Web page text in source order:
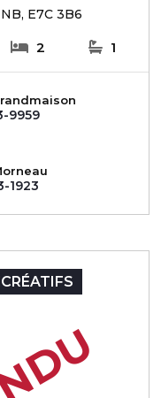
E7C 3B6
2 1
9959
1923